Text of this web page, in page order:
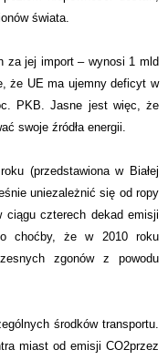
świata.
za jej import – wynosi 1 mld
że UE ma ujemny deficyt w
PKB. Jasne jest więc, że
swoje źródła energii.
(przedstawiona w Białej
uniezależnić się od ropy
ciągu czterech dekad emisji
choćby, że w 2010 roku
zgonów z powodu
środków transportu.
miast od emisji CO2przez